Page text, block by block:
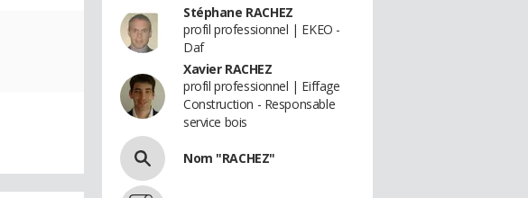
Stéphane RACHEZ
profil professionnel | EKEO -
Daf
Xavier RACHEZ
profil professionnel | Eiffage
Construction - Responsable
service bois
Nom "RACHEZ"